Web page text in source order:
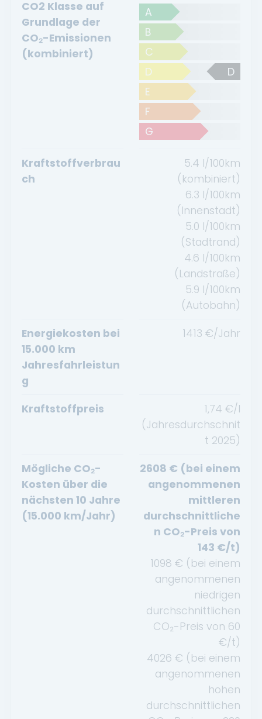
CO2 Klasse auf
Grundlage der
CO₂-Emissionen
(kombiniert)
A
B
C
D
D
E
F
G
Kraftstoffverbrau
ch
5.4 l/100km
(kombiniert)
6.3 l/100km
(Innenstadt)
5.0 l/100km
(Stadtrand)
4.6 l/100km
(Landstraße)
5.9 l/100km
(Autobahn)
Energiekosten bei
15.000 km
Jahresfahrleistun
g
1413 €/Jahr
Kraftstoffpreis 1,74 €/l
(Jahresdurchschnit
t 2025)
Mögliche CO₂-
Kosten über die
nächsten 10 Jahre
(15.000 km/Jahr)
2608 € (bei einem
angenommenen
mittleren
durchschnittliche
n CO₂-Preis von
143 €/t)
1098 € (bei einem
angenommenen
niedrigen
durchschnittlichen
CO₂-Preis von 60
€/t)
4026 € (bei einem
angenommenen
hohen
durchschnittlichen